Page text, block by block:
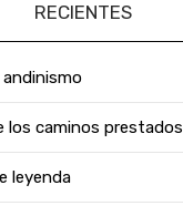
RECIENTES
andinismo
los caminos prestados
leyenda